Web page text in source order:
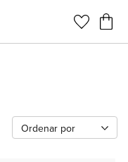
Meu
Ordenar por